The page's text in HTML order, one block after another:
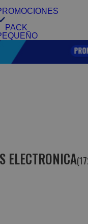
PACK
ELECTRONICA